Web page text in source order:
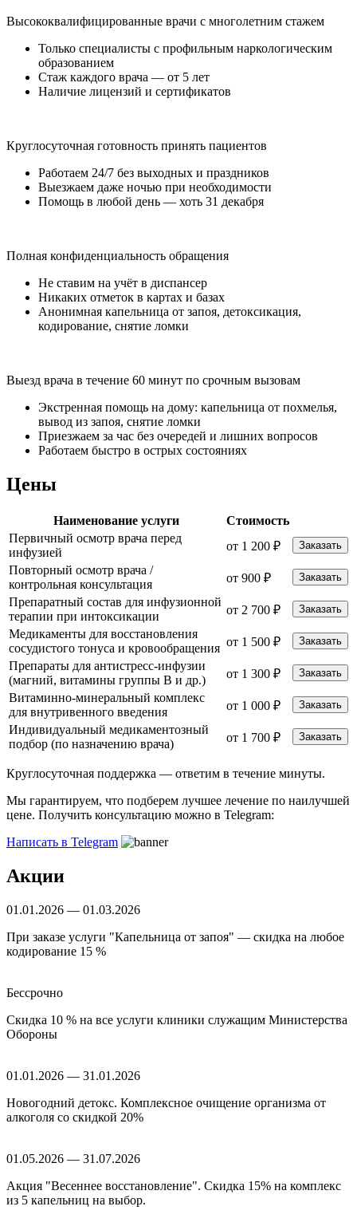
Высококвалифицированные врачи с многолетним стажем
Только специалисты с профильным наркологическим
образованием
Стаж каждого врача — от 5 лет
Наличие лицензий и сертификатов
Круглосуточная готовность принять пациентов
Работаем 24/7 без выходных и праздников
Выезжаем даже ночью при необходимости
Помощь в любой день — хоть 31 декабря
Полная конфиденциальность обращения
Не ставим на учёт в диспансер
Никаких отметок в картах и базах
Анонимная капельница от запоя, детоксикация,
кодирование, снятие ломки
Выезд врача в течение 60 минут по срочным вызовам
Экстренная помощь на дому: капельница от похмелья,
вывод из запоя, снятие ломки
Приезжаем за час без очередей и лишних вопросов
Работаем быстро в острых состояниях
Цены
Наименование услуги
Стоимость
Первичный осмотр врача перед
инфузией
от 1 200 ₽ Заказать
Повторный осмотр врача /
контрольная консультация
от 900 ₽ Заказать
Препаратный состав для инфузионной
терапии при интоксикации
от 2 700 ₽ Заказать
Медикаменты для восстановления
сосудистого тонуса и кровообращения от 1 500 ₽ Заказать
Препараты для антистресс-инфузии
(магний, витамины группы B и др.)
от 1 300 ₽ Заказать
Витаминно-минеральный комплекс
для внутривенного введения
от 1 000 ₽ Заказать
Индивидуальный медикаментозный
подбор (по назначению врача)
от 1 700 ₽ Заказать
Круглосуточная поддержка — ответим в течение минуты.
Мы гарантируем, что подберем лучшее лечение по наилучшей
цене. Получить консультацию можно в Telegram:
Написать в Telegram
Акции
01.01.2026 — 01.03.2026
При заказе услуги "Капельница от запоя" — скидка на любое
кодирование 15 %
Бессрочно
Скидка 10 % на все услуги клиники служащим Министерства
Обороны
01.01.2026 — 31.01.2026
Новогодний детокс. Комплексное очищение организма от
алкоголя со скидкой 20%
01.05.2026 — 31.07.2026
Акция "Весеннее восстановление". Скидка 15% на комплекс
из 5 капельниц на выбор.